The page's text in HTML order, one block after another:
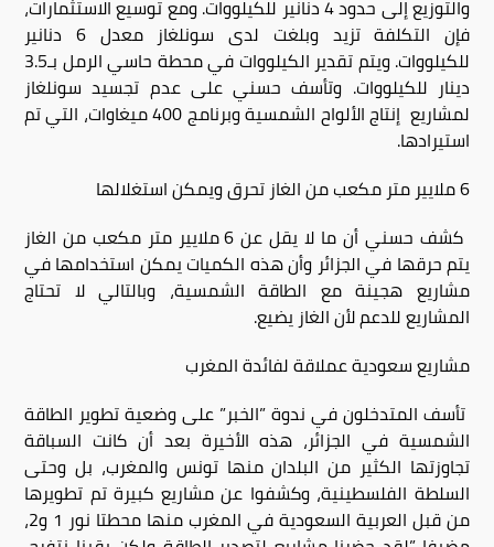
والتوزيع إلى حدود 4 دنانير للكيلووات. ومع توسيع الاستثمارات،
فإن التكلفة تزيد وبلغت لدى سونلغاز معدل 6 دنانير
للكيلووات. ويتم تقدير الكيلووات في محطة حاسي الرمل بـ3.5
دينار للكيلووات. وتأسف حسني على عدم تجسيد سونلغاز
لمشاريع إنتاج الألواح الشمسية وبرنامج 400 ميغاوات، التي تم
استيرادها.
6 ملايير متر مكعب من الغاز تحرق ويمكن استغلالها
كشف حسني أن ما لا يقل عن 6 ملايير متر مكعب من الغاز
يتم حرقها في الجزائر وأن هذه الكميات يمكن استخدامها في
مشاريع هجينة مع الطاقة الشمسية، وبالتالي لا تحتاج
المشاريع للدعم لأن الغاز يضيع.
مشاريع سعودية عملاقة لفائدة المغرب
تأسف المتدخلون في ندوة ”الخبر” على وضعية تطوير الطاقة
الشمسية في الجزائر، هذه الأخيرة بعد أن كانت السباقة
تجاوزتها الكثير من البلدان منها تونس والمغرب، بل وحتى
السلطة الفلسطينية، وكشفوا عن مشاريع كبيرة تم تطويرها
من قبل العربية السعودية في المغرب منها محطتا نور 1 و2،